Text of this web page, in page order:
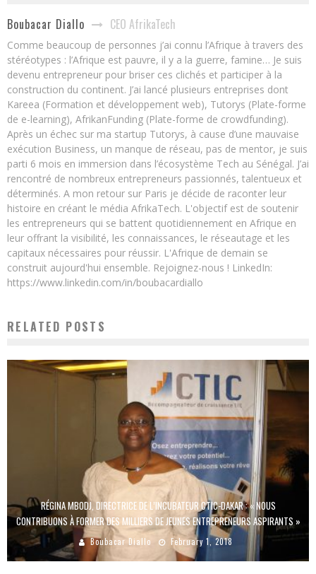
Boubacar Diallo CEO AfrikaTech
Comme beaucoup de personnes j’ai connu l’Afrique à travers des
stéréotypes : l’Afrique est pauvre, il y a la guerre, famine… Je suis
devenu entrepreneur pour briser ces clichés et participer à la
construction du continent. J’ai lancé plusieurs entreprises dont
Kareea (Formation et développement web), Tutorys (Plate-forme
de e-learning), AfrikanFunding (Plate-forme de crowdfunding).
Après un échec sur ma startup Tutorys, à cause d’une mauvaise
exécution Business, un manque de réseau, pas de mentor, je suis
parti 6 mois en immersion dans l’écosystème Tech au Sénégal. J’ai
rencontré de nombreux entrepreneurs passionnés, talentueux et
déterminés. A mon retour sur Paris je décide de raconter leur
histoire en créant le média AfrikaTech. L'objectif est de soutenir
les entrepreneurs qui se battent quotidiennement en Afrique en
leur offrant la visibilité, les connaissances, le réseautage et les
capitaux nécessaires pour réussir. L'Afrique de demain se
construit aujourd'hui ensemble. Rejoignez-nous ! LinkedIn:
https://www.linkedin.com/in/boubacardiallo
RELATED POSTS
RÉGINA MBODJ, DIRECTRICE DE L’INCUBATEUR CTIC-DAKAR : « NOUS
CONTRIBUONS À FORMER DES MILLIERS DE JEUNES ENTREPRENEURS ASPIRANTS »
Boubacar Diallo February 1, 2018